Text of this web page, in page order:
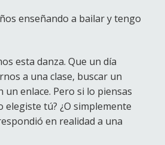
enseñando a bailar y tengo
esta danza. Que un día
a una clase, buscar un
un enlace. Pero si lo piensas
elegiste tú? ¿O simplemente
en realidad a una